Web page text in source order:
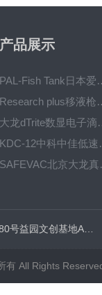
产品展示
PAL-Fish Tank
Research plus
大龙dTrite
KDC-
有 All Rights